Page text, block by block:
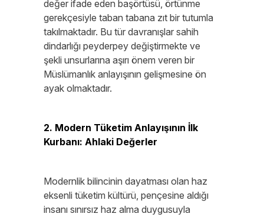
değer ifade eden başörtüsü, örtünme
gerekçesiyle taban tabana zıt bir tutumla
takılmaktadır. Bu tür davranışlar sahih
dindarlığı peyderpey değiştirmekte ve
şekli unsurlarına aşırı önem veren bir
Müslümanlık anlayışının gelişmesine ön
ayak olmaktadır.
2. Modern Tüketim Anlayışının İlk
Kurbanı: Ahlaki Değerler
Modernlik bilincinin dayatması olan haz
eksenli tüketim kültürü, pençesine aldığı
insanı sınırsız haz alma duygusuyla